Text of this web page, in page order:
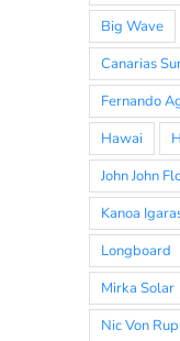
Big Wave
Canarias
Fernando
Hawai
John John
Kanoa
Longboard
Mirka Solar
Nic Von